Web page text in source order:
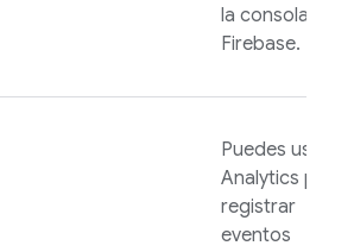
la consola de
Firebase.
Puedes usar
Analytics para
registrar
eventos